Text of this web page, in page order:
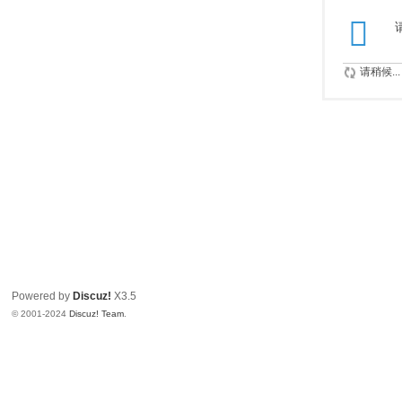
请稍候...
Powered by Discuz! X3.5
© 2001-2024Discuz! Team